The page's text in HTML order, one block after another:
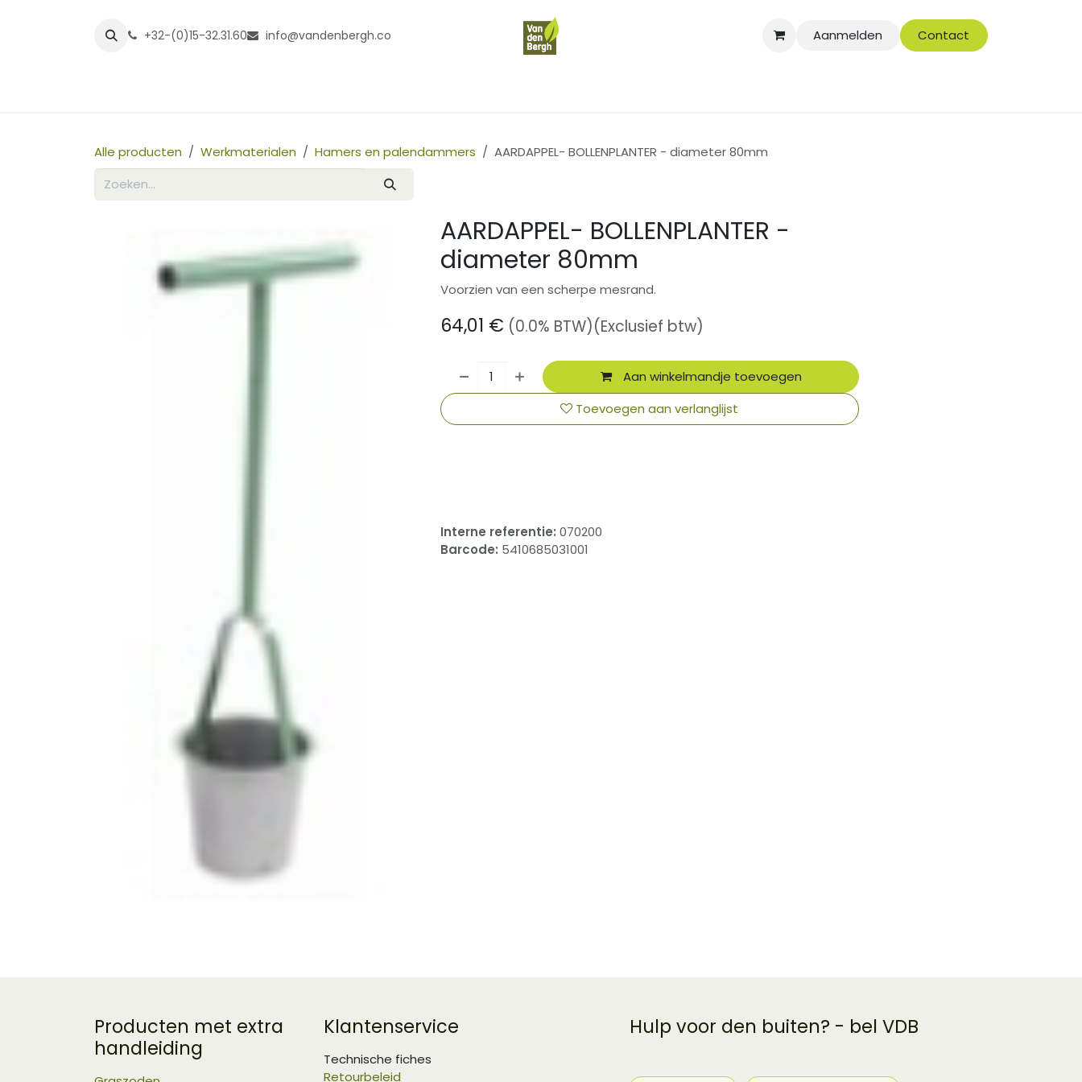
+32-(0)15-32.31.60 info@vandenbergh.co Aanmelden Contact
Alle producten Werkmaterialen Hamers en palendammers AARDAPPEL- BOLLENPLANTER - diameter 80mm
AARDAPPEL- BOLLENPLANTER -
diameter 80mm
Voorzien van een scherpe mesrand.
64,01 € (0.0% BTW)(Exclusief btw)
Aan winkelmandje toevoegen
Toevoegen aan verlanglijst
Interne referentie: 070200
Barcode: 5410685031001
Producten met extra
handleiding
Klantenservice
Technische fiches
Retourbeleid
Hulp voor den buiten? - bel VDB